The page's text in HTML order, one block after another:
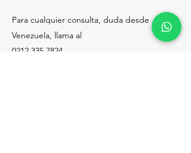
Para cualquier consulta, duda desde
Venezuela, llama al
0212 335 7824